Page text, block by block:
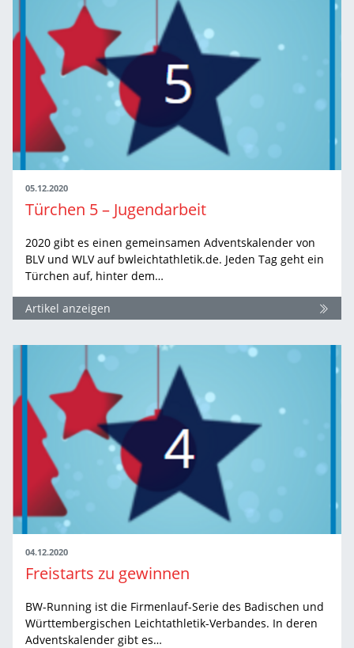
05.12.2020
Türchen 5 – Jugendarbeit
2020 gibt es einen gemeinsamen Adventskalender von
BLV und WLV auf bwleichtathletik.de. Jeden Tag geht ein
Türchen auf, hinter dem…
Artikel anzeigen
04.12.2020
Freistarts zu gewinnen
BW-Running ist die Firmenlauf-Serie des Badischen und
Württembergischen Leichtathletik-Verbandes. In deren
Adventskalender gibt es…